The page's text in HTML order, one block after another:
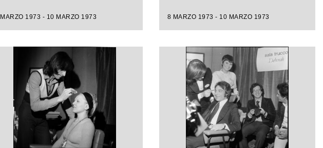
1973 - 10 MARZO 1973 8 MARZO 1973 - 10 MARZO 1973